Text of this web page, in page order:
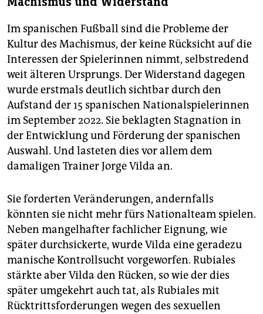
Im spanischen Fußball sind die Probleme der
Kultur des Machismus, der keine Rücksicht auf die
Interessen der Spielerinnen nimmt, selbstredend
weit älteren Ursprungs. Der Widerstand dagegen
wurde erstmals deutlich sichtbar durch den
Aufstand der 15 spanischen Nationalspielerinnen
im September 2022. Sie beklagten Stagnation in
der Entwicklung und Förderung der spanischen
Auswahl. Und lasteten dies vor allem dem
damaligen Trainer Jorge Vilda an.
Sie forderten Veränderungen, andernfalls
könnten sie nicht mehr fürs Nationalteam spielen.
Neben mangelhafter fachlicher Eignung, wie
später durchsickerte, wurde Vilda eine geradezu
manische Kontrollsucht vorgeworfen. Rubiales
stärkte aber Vilda den Rücken, so wie der dies
später umgekehrt auch tat, als Rubiales mit
Rücktrittsforderungen wegen des sexuellen